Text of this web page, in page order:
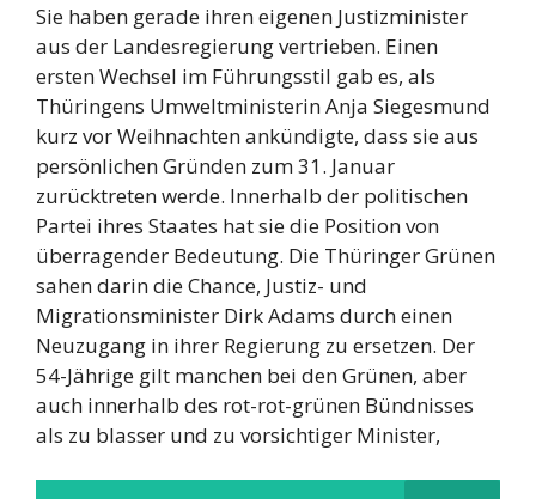
Sie haben gerade ihren eigenen Justizminister
aus der Landesregierung vertrieben. Einen
ersten Wechsel im Führungsstil gab es, als
Thüringens Umweltministerin Anja Siegesmund
kurz vor Weihnachten ankündigte, dass sie aus
persönlichen Gründen zum 31. Januar
zurücktreten werde. Innerhalb der politischen
Partei ihres Staates hat sie die Position von
überragender Bedeutung. Die Thüringer Grünen
sahen darin die Chance, Justiz- und
Migrationsminister Dirk Adams durch einen
Neuzugang in ihrer Regierung zu ersetzen. Der
54-Jährige gilt manchen bei den Grünen, aber
auch innerhalb des rot-rot-grünen Bündnisses
als zu blasser und zu vorsichtiger Minister,